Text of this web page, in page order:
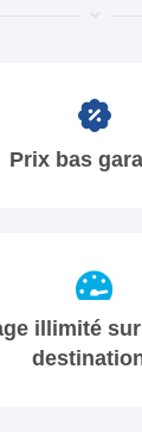
Prix bas
illimité